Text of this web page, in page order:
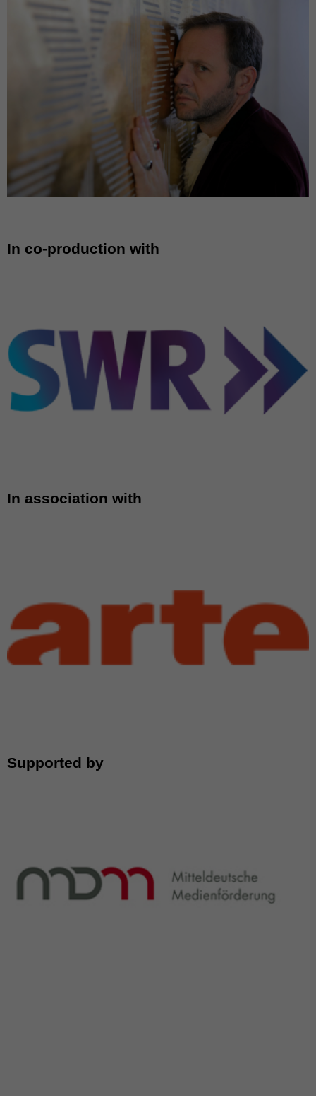
In co-production with
In association with
Supported by